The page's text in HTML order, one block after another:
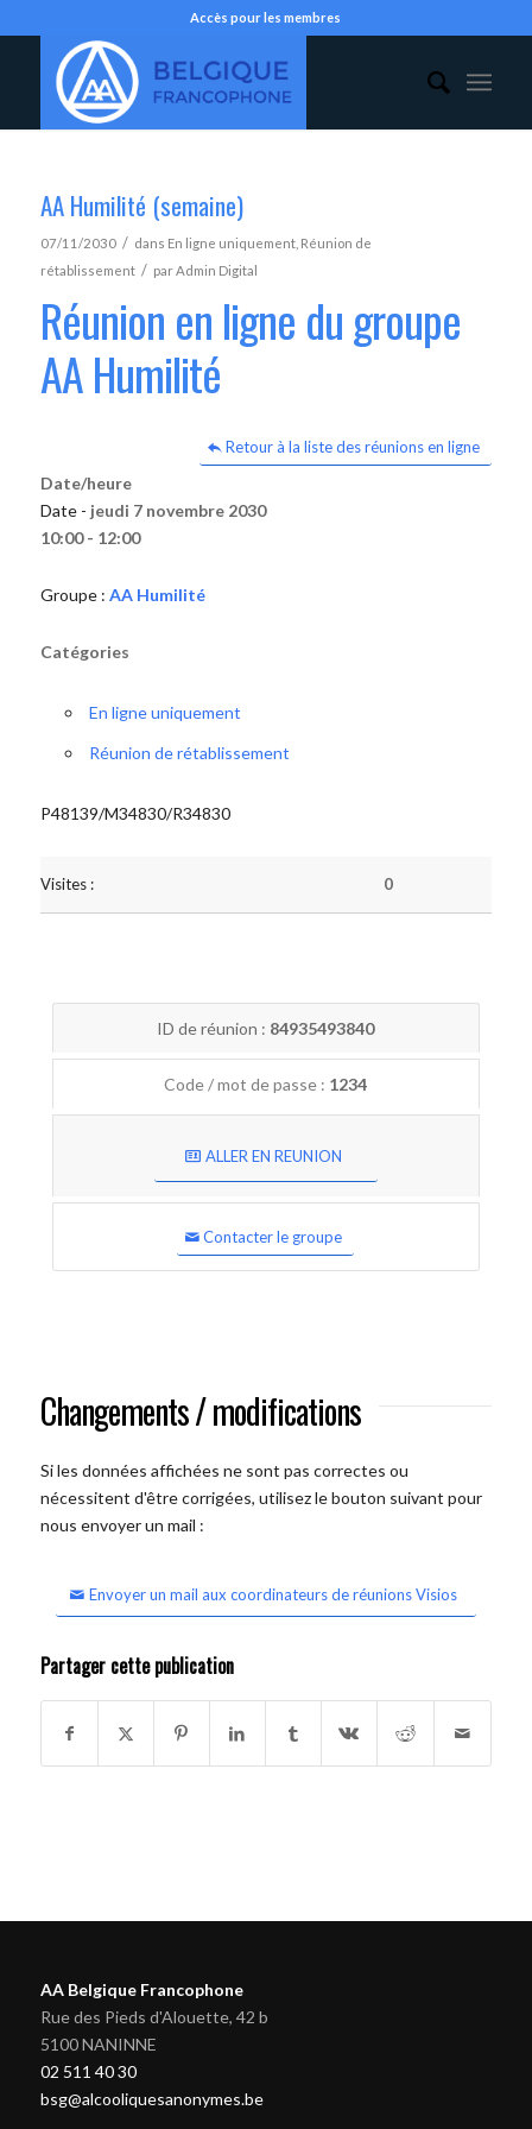
Accès pour les membres
AA Humilité (semaine)
07/11/2030 / dans En ligne uniquement, Réunion de
rétablissement / parAdmin Digital
Réunion en ligne du groupe
AA Humilité
Retour à la liste des réunions en ligne
Date/heure
Date - jeudi 7 novembre 2030
10:00 - 12:00
Groupe : AA Humilité
Catégories
En ligne uniquement
Réunion de rétablissement
P48139/M34830/R34830
Visites : 0
ID de réunion : 84935493840
Code / mot de passe : 1234
ALLER EN REUNION
Contacter le groupe
Changements / modifications
Si les données affichées ne sont pas correctes ou
nécessitent d'être corrigées, utilisez le bouton suivant pour
nous envoyer un mail :
Envoyer un mail aux coordinateurs de réunions Visios
Partager cette publication
AA Belgique Francophone
Rue des Pieds d'Alouette, 42 b
5100 NANINNE
02 511 40 30
bsg@alcooliquesanonymes.be